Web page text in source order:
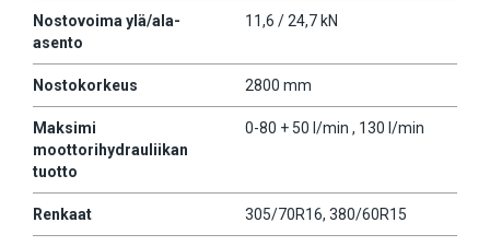
Nostovoima ylä/ala-
asento
11,6 / 24,7 kN
Nostokorkeus 2800 mm
Maksimi
moottorihydrauliikan
tuotto
0-80 + 50 l/min , 130 l/min
Renkaat 305/70R16, 380/60R15